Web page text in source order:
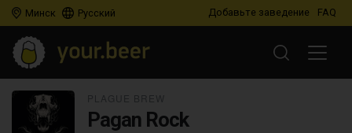
Минск Русский Добавьте заведение FAQ
Pagan Rock